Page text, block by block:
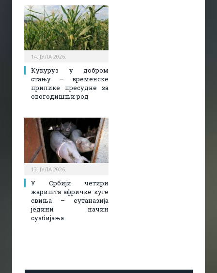
14. ЈУЛА 2026.
Кукуруз у добром
стању – временске
прилике пресудне за
овогодишњи род
13. ЈУЛА 2026.
У Србији четири
жаришта афричке куге
свиња – еутаназија
једини начин
сузбијања